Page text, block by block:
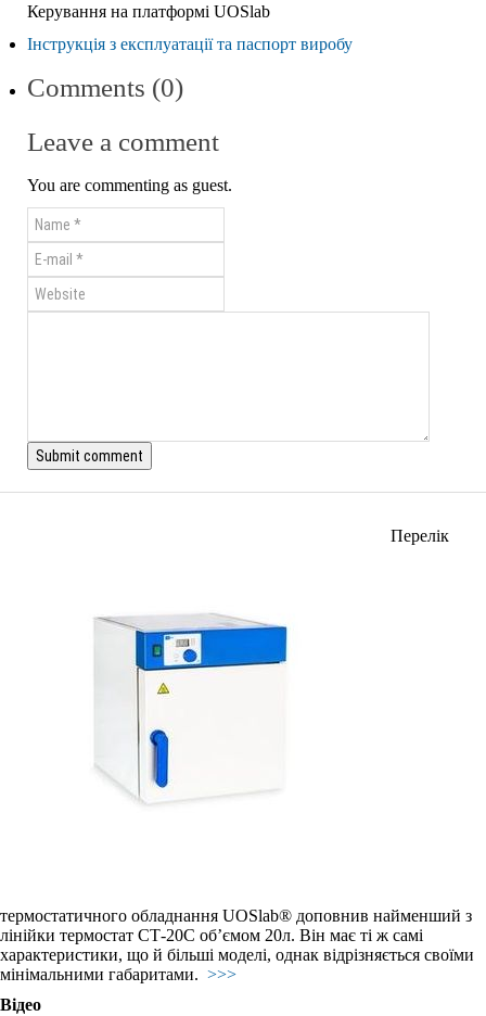
Керування на платформі UOSlab
Інструкція з експлуатації та паспорт виробу
Comments (0)
Leave a comment
You are commenting as guest.
Перелік
термостатичного обладнання UOSlab® доповнив найменший з
лінійки термостат СТ-20С об’ємом 20л. Він має ті ж самі
характеристики, що й більші моделі, однак відрізняється своїми
мінімальними габаритами. >>>
Відео